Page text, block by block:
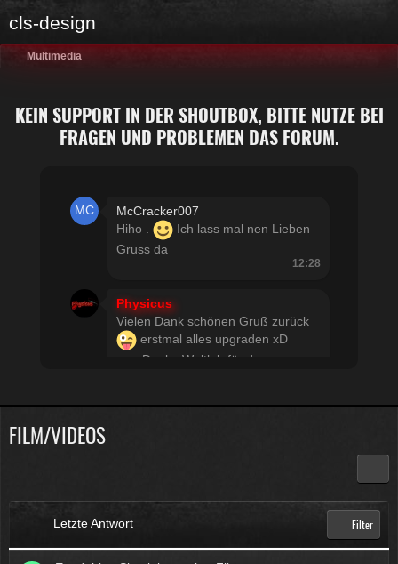
cls-design
Multimedia
KEIN SUPPORT IN DER SHOUTBOX, BITTE NUTZE BEI
FRAGEN UND PROBLEMEN DAS FORUM.
McCracker007
Hiho .
Ich lass mal nen Lieben
Gruss da
12:28
Physicus
Vielen Dank schönen Gruß zurück
erstmal alles upgraden xD
usw Danke Woltlab für den
Muss ich auch alles machen .
Kratze gerade alles an geld
FILM/VIDEOS
Letzte Antwort Filter